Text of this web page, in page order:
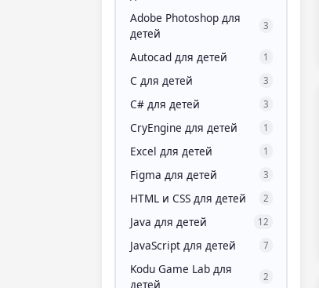
Adobe Photoshop для
детей
3
Autocad для детей 1
C для детей 3
C# для детей 3
CryEngine для детей 1
Excel для детей 1
Figma для детей 3
HTML и CSS для детей 2
Java для детей 12
JavaScript для детей 7
Kodu Game Lab для
детей
2